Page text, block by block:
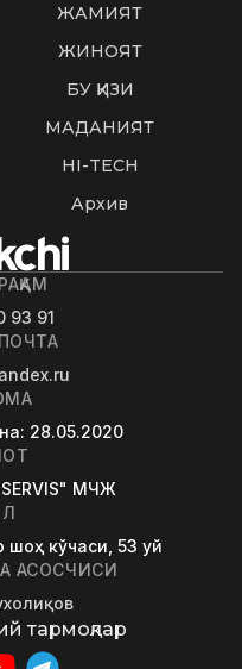
ЖАМИЯТ
ЖИНОЯТ
БУ ҚИЗИҚ
МАДАНИЯТ
HI-TECH
Архив
93 91
: 28.05.2020
SERVIS" МЧЖ
кўчаси, 53 уй
АСОСЧИСИ
тармоқлар